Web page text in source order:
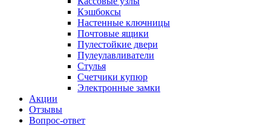
Кэшбоксы
Настенные ключницы
Почтовые ящики
Пулестойкие двери
Пулеулавливатели
Стулья
Счетчики купюр
Электронные замки
Акции
Отзывы
Вопрос-ответ